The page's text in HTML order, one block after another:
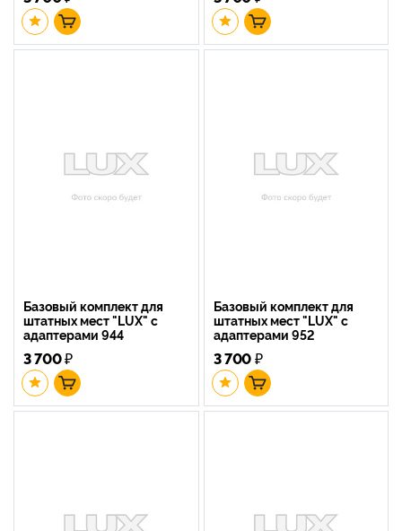
Базовый комплект для
штатных мест "LUX" с
адаптерами 944
3 700₽
Базовый комплект для
штатных мест "LUX" с
адаптерами 952
3 700₽